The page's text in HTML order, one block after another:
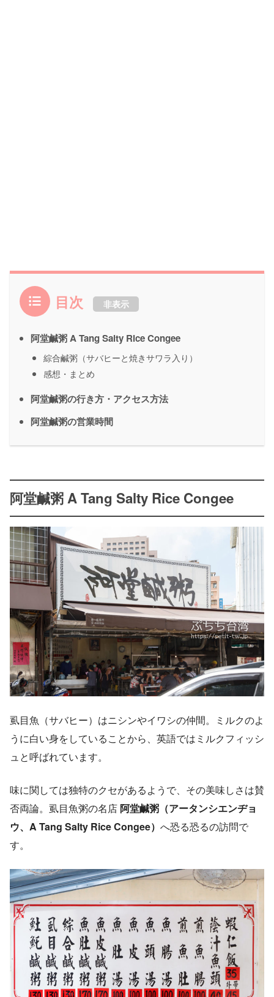
目次 非表示
阿堂鹹粥 A Tang Salty Rice Congee
綜合鹹粥（サバヒーと焼きサワラ入り）
感想・まとめ
阿堂鹹粥の行き方・アクセス方法
阿堂鹹粥の営業時間
阿堂鹹粥 A Tang Salty Rice Congee
虱目魚（サバヒー）はニシンやイワシの仲間。ミルクのよ
うに白い身をしていることから、英語ではミルクフィッシ
ュと呼ばれています。
味に関しては独特のクセがあるようで、その美味しさは賛
否両論。虱目魚粥の名店 阿堂鹹粥（アータンシエンヂョ
ウ、A Tang Salty Rice Congee） へ恐る恐るの訪問で
す。